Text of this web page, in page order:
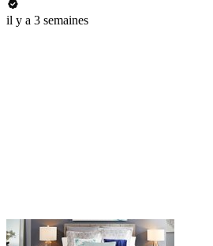
il y a 3 semaines